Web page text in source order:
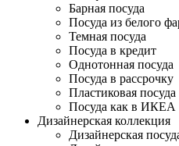
Барная посуда
Посуда из белого
Темная посуда
Посуда в кредит
Однотонная посуда
Посуда в рассрочку
Пластиковая посуда
Посуда как в ИКЕА
Дизайнерская коллекция
Дизайнерская